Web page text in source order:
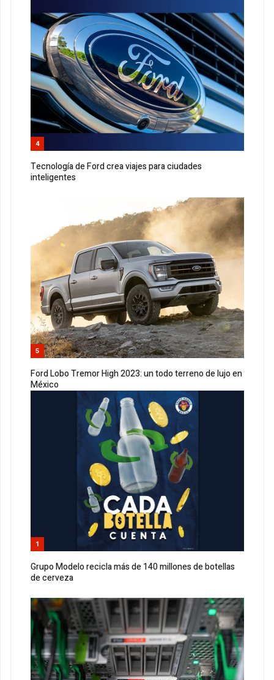
4
Tecnología de Ford crea viajes para ciudades
inteligentes
5
Ford Lobo Tremor High 2023: un todo terreno de lujo en
México
1
Grupo Modelo recicla más de 140 millones de botellas
de cerveza